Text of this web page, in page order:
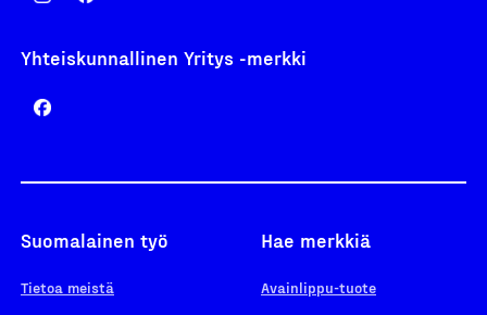
Yhteiskunnallinen Yritys -merkki
Suomalainen työ
Tietoa meistä
Hae merkkiä
Avainlippu-tuote